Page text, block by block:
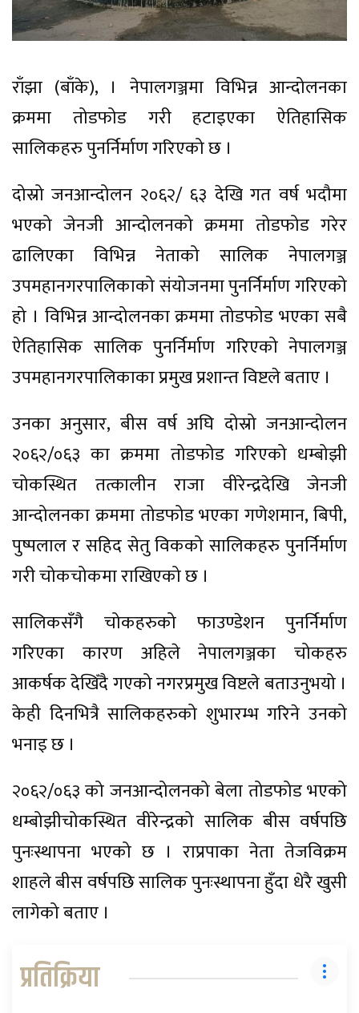
राँझा (बाँके), । नेपालगञ्जमा विभिन्न आन्दोलनका
क्रममा तोडफोड गरी हटाइएका ऐतिहासिक
सालिकहरु पुनर्निर्माण गरिएको छ ।
दोस्रो जनआन्दोलन २०६२/ ६३ देखि गत वर्ष भदौमा
भएको जेनजी आन्दोलनको क्रममा तोडफोड गरेर
ढालिएका विभिन्न नेताको सालिक नेपालगञ्ज
उपमहानगरपालिकाको संयोजनमा पुनर्निर्माण गरिएको
हो । विभिन्न आन्दोलनका क्रममा तोडफोड भएका सबै
ऐतिहासिक सालिक पुनर्निर्माण गरिएको नेपालगञ्ज
उपमहानगरपालिकाका प्रमुख प्रशान्त विष्टले बताए ।
उनका अनुसार, बीस वर्ष अघि दोस्रो जनआन्दोलन
२०६२/०६३ का क्रममा तोडफोड गरिएको धम्बोझी
चोकस्थित तत्कालीन राजा वीरेन्द्रदेखि जेनजी
आन्दोलनका क्रममा तोडफोड भएका गणेशमान, बिपी,
पुष्पलाल र सहिद सेतु विकको सालिकहरु पुनर्निर्माण
गरी चोकचोकमा राखिएको छ ।
सालिकसँगै चोकहरुको फाउण्डेशन पुनर्निर्माण
गरिएका कारण अहिले नेपालगञ्जका चोकहरु
आकर्षक देखिँदै गएको नगरप्रमुख विष्टले बताउनुभयो ।
केही दिनभित्रै सालिकहरुको शुभारम्भ गरिने उनको
भनाइ छ ।
२०६२/०६३ को जनआन्दोलनको बेला तोडफोड भएको
धम्बोझीचोकस्थित वीरेन्द्रको सालिक बीस वर्षपछि
पुनःस्थापना भएको छ । राप्रपाका नेता तेजविक्रम
शाहले बीस वर्षपछि सालिक पुनःस्थापना हुँदा धेरै खुसी
लागेको बताए ।
प्रतिक्रिया